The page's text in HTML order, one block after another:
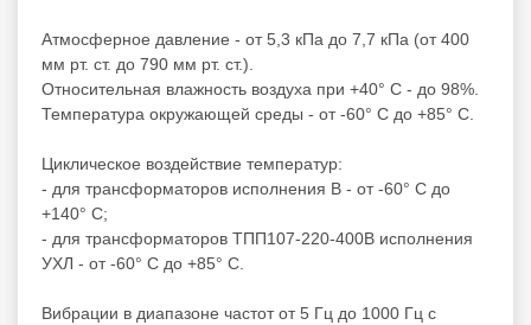
Атмосферное давление - от 5,3 кПа до 7,7 кПа (от 400
мм рт. ст. до 790 мм рт. ст.).
Относительная влажность воздуха при +40° С - до 98%.
Температура окружающей среды - от -60° С до +85° С.
Циклическое воздействие температур:
- для трансформаторов исполнения В - от -60° С до
+140° С;
- для трансформаторов ТПП107-220-400В исполнения
УХЛ - от -60° С до +85° С.
Вибрации в диапазоне частот от 5 Гц до 1000 Гц с